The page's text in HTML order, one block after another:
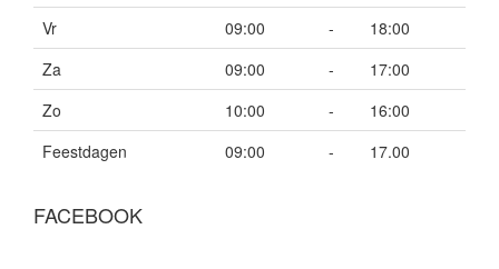
Vr
09:00 -
18:00
Za
09:00 -
17:00
Zo
10:00 -
16:00
Feestdagen
09:00 - 17.00
FACEBOOK